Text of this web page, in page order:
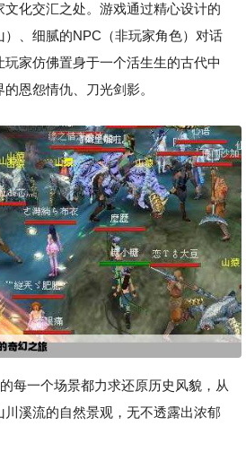
化交汇之处。游戏通过精心设计的
、细腻的NPC（非玩家角色）对话
家仿佛置身于一个活生生的古代中
恩怨情仇、刀光剑影。
每一个场景都力求还原历史风貌，从
溪流的自然景观，无不透露出浓郁